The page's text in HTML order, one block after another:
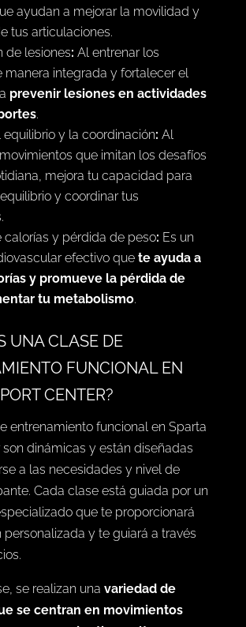
ayudan a mejorar la movilidad y
tus articulaciones.
de lesiones: Al entrenar los
manera integrada y fortalecer el
prevenir lesiones en actividades
.
equilibrio y la coordinación: Al
que imitan los desafíos
mejora tu capacidad para
y coordinar tus
calorías y pérdida de peso: Es un
efectivo que te ayuda a
y promueve la pérdida de
tu metabolismo.
UNA CLASE DE
FUNCIONAL EN
CENTER?
entrenamiento funcional en Sparta
son dinámicas y están diseñadas
a las necesidades y nivel de
Cada clase está guiada por un
que te proporcionará
personalizada y te guiará a través
se realizan una variedad de
se centran en movimientos